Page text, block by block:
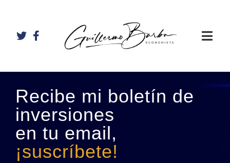
Recibe mi boletín de
inversiones
en tu email,
¡suscríbete!